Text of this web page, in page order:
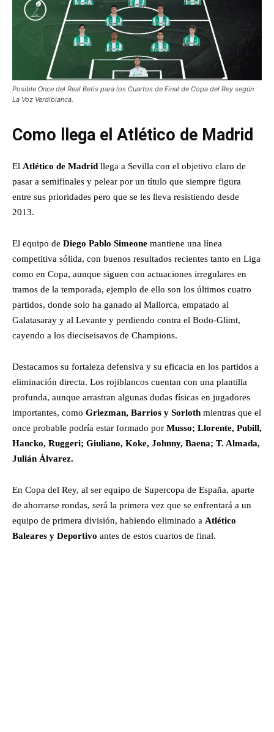
Posible Once del Real Betis para los Cuartos de Final de Copa del Rey según
La Voz Verdiblanca.
Como llega el Atlético de Madrid
El Atlético de Madrid llega a Sevilla con el objetivo claro de
pasar a semifinales y pelear por un título que siempre figura
entre sus prioridades pero que se les lleva resistiendo desde
2013.
El equipo de Diego Pablo Simeone mantiene una línea
competitiva sólida, con buenos resultados recientes tanto en Liga
como en Copa, aunque siguen con actuaciones irregulares en
tramos de la temporada, ejemplo de ello son los últimos cuatro
partidos, donde solo ha ganado al Mallorca, empatado al
Galatasaray y al Levante y perdiendo contra el Bodo-Glimt,
cayendo a los dieciseisavos de Champions.
Destacamos su fortaleza defensiva y su eficacia en los partidos a
eliminación directa. Los rojiblancos cuentan con una plantilla
profunda, aunque arrastran algunas dudas físicas en jugadores
importantes, como Griezman, Barrios y Sorloth mientras que el
once probable podría estar formado por Musso; Llorente, Pubill,
Hancko, Ruggeri; Giuliano, Koke, Johnny, Baena; T. Almada,
Julián Álvarez.
En Copa del Rey, al ser equipo de Supercopa de España, aparte
de ahorrarse rondas, será la primera vez que se enfrentará a un
equipo de primera división, habiendo eliminado a Atlético
Baleares y Deportivo antes de estos cuartos de final.